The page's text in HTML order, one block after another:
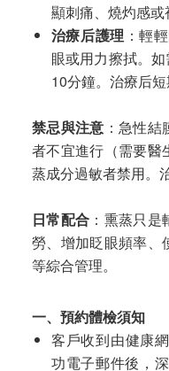
顯刺痛、燒灼感或
治療后護理 ：輕
眼或用力擦拭。
10分鐘。治療后
禁忌與注意 ：急性
者不宜進行（需要醫
蒸成分過敏者禁用。
日常配合 ：熏蒸只
勞、增加眨眼頻率、
等綜合管理。
一、預約體檢須知
客戶收到由健康
功電子郵件後，